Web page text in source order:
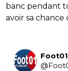
banc pendant
avoir sa
Foot01
@